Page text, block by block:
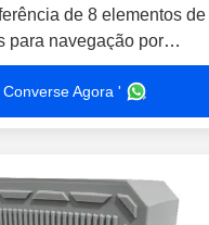
de 8 elementos de
para navegação por
Converse Agora '